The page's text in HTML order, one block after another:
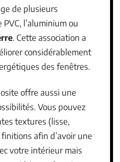
de plusieurs
l’aluminium ou
. Cette association a
considérablement
des fenêtres.
offre aussi une
Vous pouvez
textures (lisse,
afin d’avoir une
votre intérieur mais